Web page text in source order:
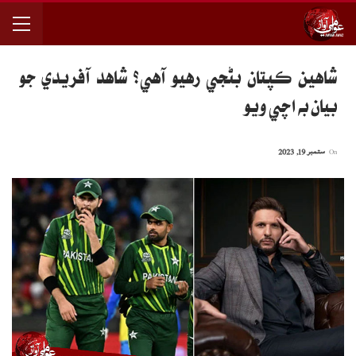
شاهين ڪپتان بڻجي رهيو آهي؟ شاهد آفريدي جو
بيان به اچي ويو